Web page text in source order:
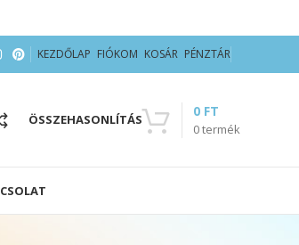
KEZDŐLAP FIÓKOM KOSÁR PÉNZTÁR
ÖSSZEHASONLÍTÁS
0termék
0 FT